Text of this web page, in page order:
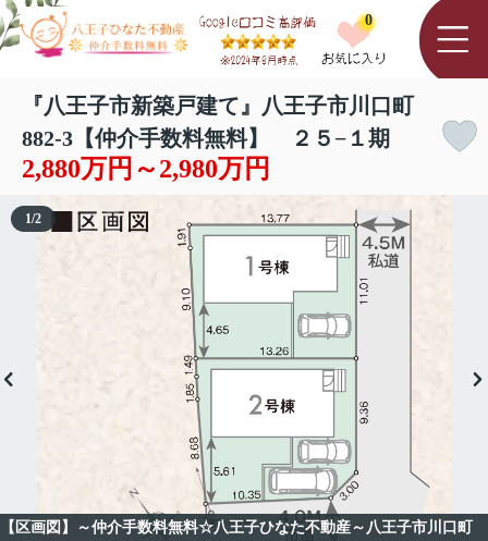
0
『八王子市新築戸建て』八王子市川口町
882-3【仲介手数料無料】 ２５−１期
2,880万円～2,980万円
【区画図】～仲介手数料無料☆八王子ひなた不動産～八王子市川口町
1/2